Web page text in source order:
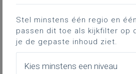
Wanneer evalueren we?
Wie evalueert er?
Waarvoor gebruiken we de
Stel minstens één regio en
passen dit toe als kijkfilter op
je de gepaste inhoud ziet.
Kies minstens een niveau